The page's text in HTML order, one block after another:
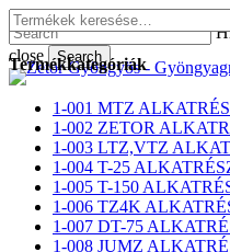
Skip
to
main
content
close
Search
Close
Keresés
a
következőre:
Termékkategóriák
1-001 MTZ
1-002 ZETOR
1-003 LTZ,VTZ
1-004 T-25
1-005 T-150
1-006 TZ4K
1-007 DT-75
1-008 JUMZ